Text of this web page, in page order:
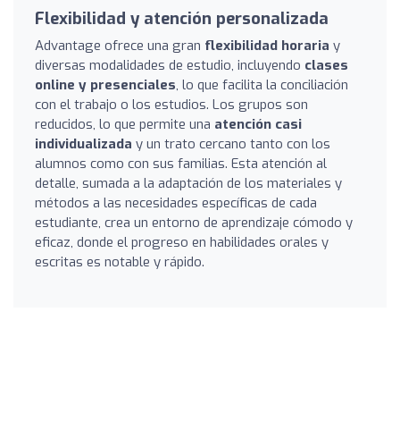
Flexibilidad y atención personalizada
Advantage ofrece una gran flexibilidad horaria y
diversas modalidades de estudio, incluyendo clases
online y presenciales, lo que facilita la conciliación
con el trabajo o los estudios. Los grupos son
reducidos, lo que permite una atención casi
individualizada y un trato cercano tanto con los
alumnos como con sus familias. Esta atención al
detalle, sumada a la adaptación de los materiales y
métodos a las necesidades específicas de cada
estudiante, crea un entorno de aprendizaje cómodo y
eficaz, donde el progreso en habilidades orales y
escritas es notable y rápido.